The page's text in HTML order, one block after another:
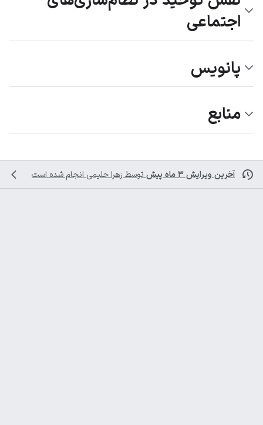
اجتماعی
پانویس
منابع
آخرین ویرایش ۳ ماه پیش توسط زهرا حلیمی انجام شده است